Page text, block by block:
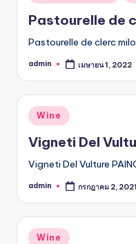
in
Pastourelle de
Pastourelle de clerc
Posted
admin เมษายน 1, 2022
Posted
in
Wine
Vigneti Del
Vigneti Del Vulture
Posted
admin กรกฎาคม 2, 2021
Posted
Wine